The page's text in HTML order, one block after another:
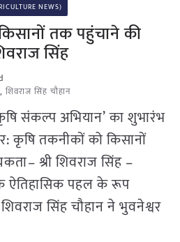
NEWS)
तक पहुंचाने की
सिंह
, शिवराज सिंह चौहान
संकल्प अभियान’ का शुभारंभ
कृषि तकनीकों को किसानों
श्री शिवराज सिंह –
ऐतिहासिक पहल के रूप
शिवराज सिंह चौहान ने भुवनेश्वर